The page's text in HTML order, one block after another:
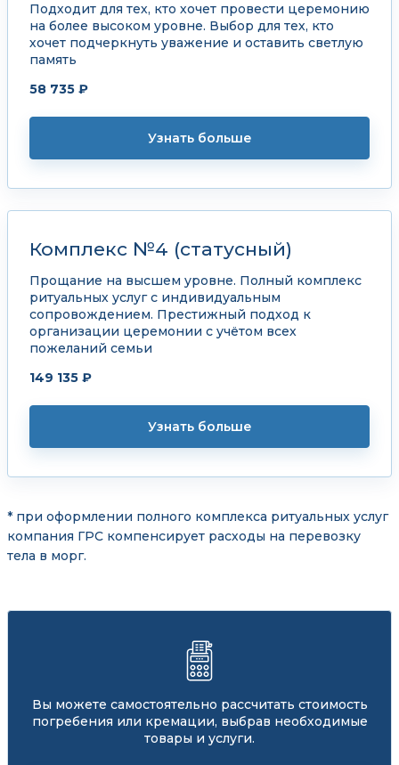
Подходит для тех, кто хочет провести церемонию
на более высоком уровне. Выбор для тех, кто
хочет подчеркнуть уважение и оставить светлую
память
58 735 ₽
Узнать больше
Комплекс №4 (статусный)
Прощание на высшем уровне. Полный комплекс
ритуальных услуг с индивидуальным
сопровождением. Престижный подход к
организации церемонии с учётом всех
пожеланий семьи
149 135 ₽
Узнать больше
* при оформлении полного комплекса ритуальных услуг
компания ГРС компенсирует расходы на перевозку
тела в морг.
Вы можете самостоятельно рассчитать стоимость
погребения или кремации, выбрав необходимые
товары и услуги.